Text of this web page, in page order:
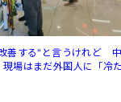
善する"と言うけれど
現場はまだ外国人に「冷